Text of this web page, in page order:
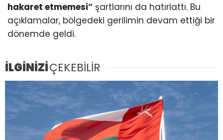
hakaret etmemesi” şartlarını da hatırlattı. Bu
açıklamalar, bölgedeki gerilimin devam ettiği bir
dönemde geldi.
İLGİNİZİÇEKEBİLİR